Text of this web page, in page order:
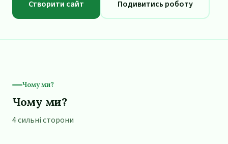
Створити сайт Подивитись роботу
Чому ми?
Чому ми?
4 сильні сторони